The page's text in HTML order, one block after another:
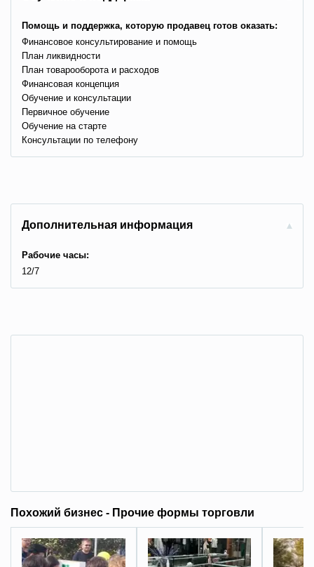
Помощь и поддержка, которую продавец готов оказать:
Финансовое консультирование и помощь
План ликвидности
План товарооборота и расходов
Финансовая концепция
Обучение и консультации
Первичное обучение
Обучение на старте
Консультации по телефону
Дополнительная информация
Рабочие часы:
12/7
Похожий бизнес - Прочие формы торговли